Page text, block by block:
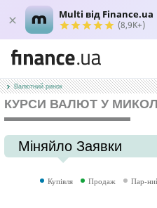
Multi від Finance.ua
(8,9K+)
Валютний ринок
КУРСИ ВАЛЮТ У
Міняйло Заявки
Купівля Продаж Пар-